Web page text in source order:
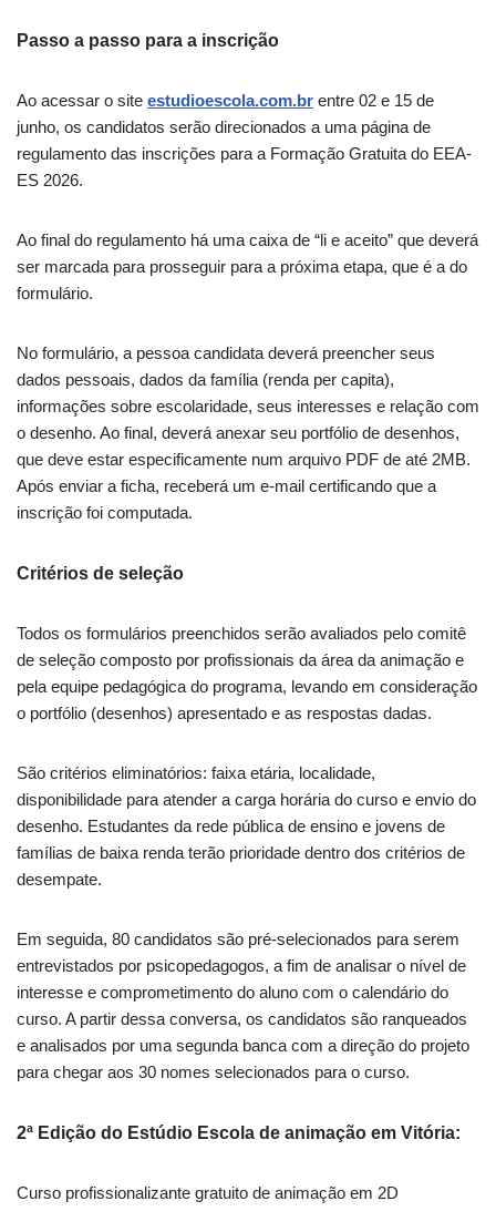
Passo a passo para a inscrição
Ao acessar o site estudioescola.com.br entre 02 e 15 de
junho, os candidatos serão direcionados a uma página de
regulamento das inscrições para a Formação Gratuita do EEA-
ES 2026.
Ao final do regulamento há uma caixa de “li e aceito” que deverá
ser marcada para prosseguir para a próxima etapa, que é a do
formulário.
No formulário, a pessoa candidata deverá preencher seus
dados pessoais, dados da família (renda per capita),
informações sobre escolaridade, seus interesses e relação com
o desenho. Ao final, deverá anexar seu portfólio de desenhos,
que deve estar especificamente num arquivo PDF de até 2MB.
Após enviar a ficha, receberá um e-mail certificando que a
inscrição foi computada.
Critérios de seleção
Todos os formulários preenchidos serão avaliados pelo comitê
de seleção composto por profissionais da área da animação e
pela equipe pedagógica do programa, levando em consideração
o portfólio (desenhos) apresentado e as respostas dadas.
São critérios eliminatórios: faixa etária, localidade,
disponibilidade para atender a carga horária do curso e envio do
desenho. Estudantes da rede pública de ensino e jovens de
famílias de baixa renda terão prioridade dentro dos critérios de
desempate.
Em seguida, 80 candidatos são pré-selecionados para serem
entrevistados por psicopedagogos, a fim de analisar o nível de
interesse e comprometimento do aluno com o calendário do
curso. A partir dessa conversa, os candidatos são ranqueados
e analisados por uma segunda banca com a direção do projeto
para chegar aos 30 nomes selecionados para o curso.
2ª Edição do Estúdio Escola de animação em Vitória:
Curso profissionalizante gratuito de animação em 2D